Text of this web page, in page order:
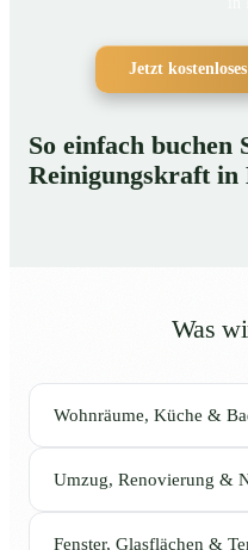
Jetzt
So einfach buchen
Reinigungskraft in
Was
Wohnräume, Küche &
Umzug, Renovierung &
Fenster, Glasflächen &